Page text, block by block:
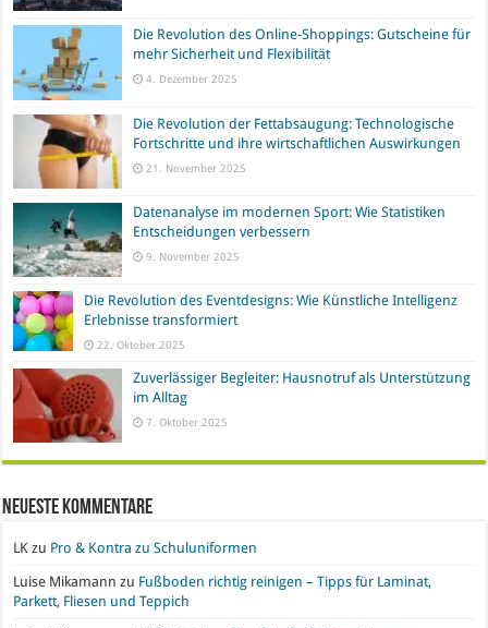
Die Revolution des Online-Shoppings: Gutscheine für
mehr Sicherheit und Flexibilität
4. Dezember 2025
Die Revolution der Fettabsaugung: Technologische
Fortschritte und ihre wirtschaftlichen Auswirkungen
21. November 2025
Datenanalyse im modernen Sport: Wie Statistiken
Entscheidungen verbessern
9. November 2025
Die Revolution des Eventdesigns: Wie Künstliche Intelligenz
Erlebnisse transformiert
22. Oktober 2025
Zuverlässiger Begleiter: Hausnotruf als Unterstützung
im Alltag
7. Oktober 2025
Neueste Kommentare
LK zu Pro & Kontra zu Schuluniformen
Luise Mikamann zu Fußboden richtig reinigen – Tipps für Laminat,
Parkett, Fliesen und Teppich